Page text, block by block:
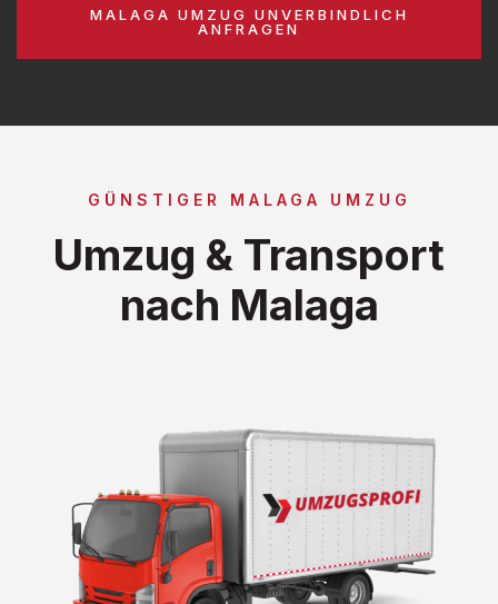
MALAGA UMZUG UNVERBINDLICH
ANFRAGEN
GÜNSTIGER MALAGA UMZUG
Umzug & Transport
nach Malaga